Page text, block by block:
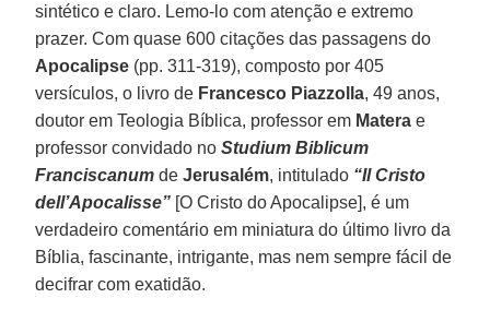
sintético e claro. Lemo-lo com atenção e extremo
prazer. Com quase 600 citações das passagens do
Apocalipse (pp. 311-319), composto por 405
versículos, o livro de Francesco Piazzolla, 49 anos,
doutor em Teologia Bíblica, professor em Matera e
professor convidado noStudium Biblicum
Franciscanum deJerusalém, intitulado “Il Cristo
dell’Apocalisse” [O Cristo do Apocalipse], é um
verdadeiro comentário em miniatura do último livro da
Bíblia, fascinante, intrigante, mas nem sempre fácil de
decifrar com exatidão.